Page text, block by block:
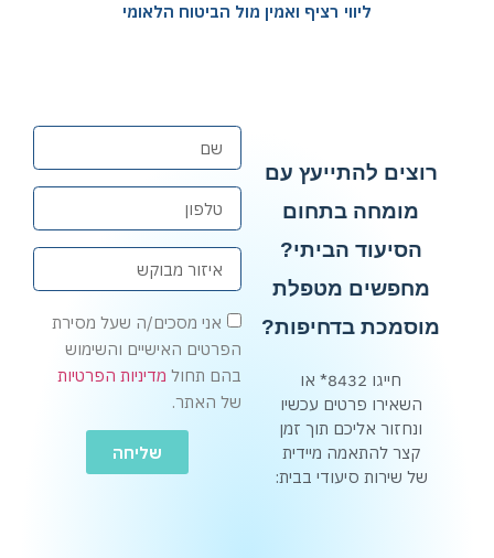
ליווי רציף ואמין מול הביטוח הלאומי
רוצים להתייעץ עם
מומחה בתחום
הסיעוד הביתי?
מחפשים מטפלת
מוסמכת בדחיפות?
חייגו 8432* או
השאירו פרטים עכשיו
ונחזור אליכם תוך זמן
קצר להתאמה מיידית
של שירות סיעודי בבית:
אני מסכים/ה שעל מסירת
הפרטים האישיים והשימוש
בהם תחול מדיניות הפרטיות
של האתר.
שליחה